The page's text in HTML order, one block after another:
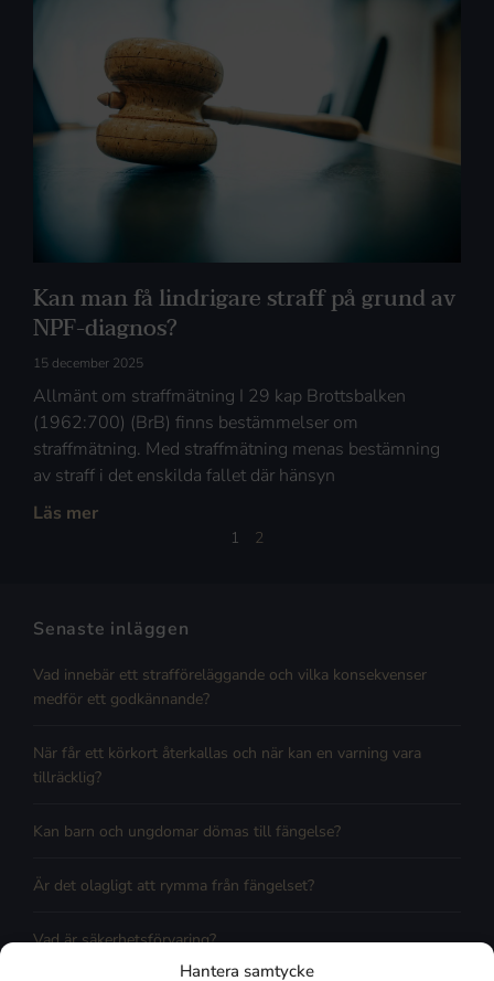
Hantera samtycke
Kan man få lindrigare straff på grund av
NPF-diagnos?
15 december 2025
Allmänt om straffmätning I 29 kap Brottsbalken
(1962:700) (BrB) finns bestämmelser om
straffmätning. Med straffmätning menas bestämning
av straff i det enskilda fallet där hänsyn
Läs mer
1 2
Senaste inläggen
Vad innebär ett strafföreläggande och vilka konsekvenser
medför ett godkännande?
När får ett körkort återkallas och när kan en varning vara
tillräcklig?
Kan barn och ungdomar dömas till fängelse?
Är det olagligt att rymma från fängelset?
Vad är säkerhetsförvaring?